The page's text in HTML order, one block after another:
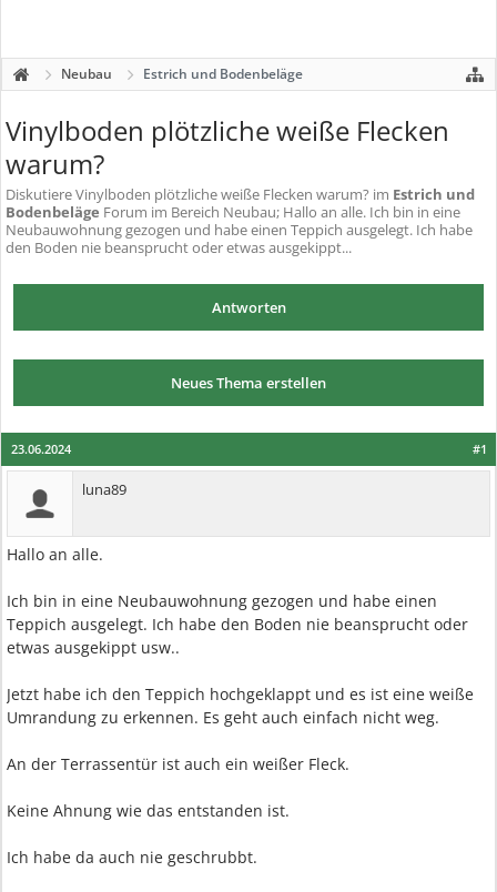
Neubau Estrich und Bodenbeläge
Vinylboden plötzliche weiße Flecken
warum?
DiskutiereVinylboden plötzliche weiße Flecken warum? im Estrich und
Bodenbeläge Forum im Bereich Neubau; Hallo an alle. Ich bin in eine
Neubauwohnung gezogen und habe einen Teppich ausgelegt. Ich habe
den Boden nie beansprucht oder etwas ausgekippt...
Antworten
Neues Thema erstellen
#1
23.06.2024
luna89
Hallo an alle.
Ich bin in eine Neubauwohnung gezogen und habe einen
Teppich ausgelegt. Ich habe den Boden nie beansprucht oder
etwas ausgekippt usw..
Jetzt habe ich den Teppich hochgeklappt und es ist eine weiße
Umrandung zu erkennen. Es geht auch einfach nicht weg.
An der Terrassentür ist auch ein weißer Fleck.
Keine Ahnung wie das entstanden ist.
Ich habe da auch nie geschrubbt.